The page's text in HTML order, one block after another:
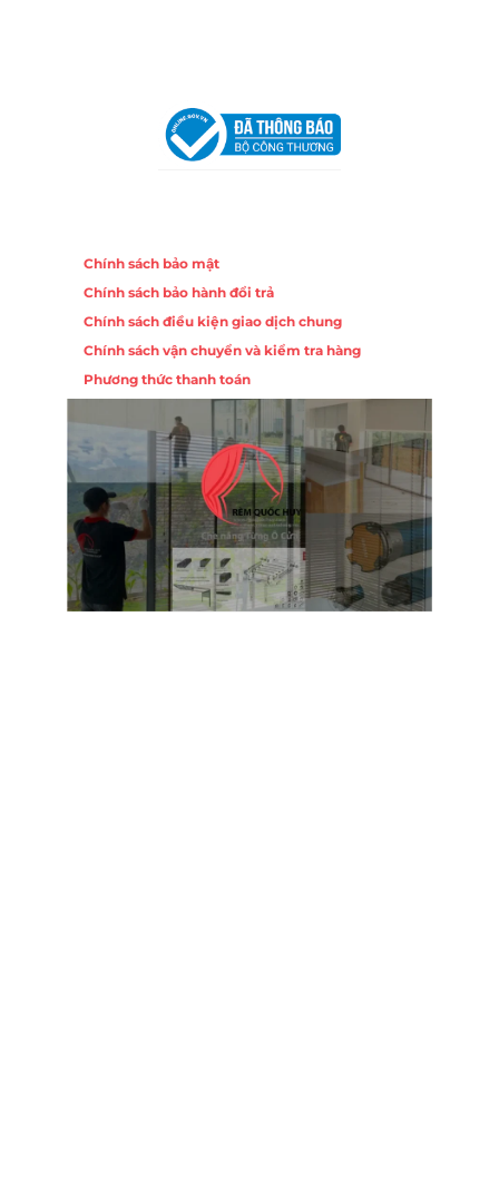
Chính sách bảo mật
Chính sách bảo hành đổi trả
Chính sách điều kiện giao dịch chung
Chính sách vận chuyển và kiểm tra hàng
Phương thức thanh toán